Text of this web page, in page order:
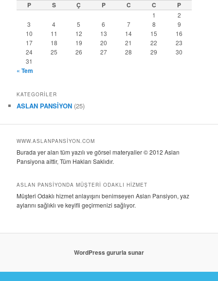
P S Ç P C C P
1
2
3
4 5 6 7 8
9
10
11 12 13 14 15
16
17
18 19 20 21 22
23
24
25 26 27 28 29
30
31
« Tem
KATEGORILER
ASLAN PANSİYON (25)
WWW.ASLANPANSIYON.COM
Burada yer alan tüm yazılı ve görsel materyaller © 2012 Aslan
Pansiyona aittir, Tüm Hakları Saklıdır.
ASLAN PANSİYONDA MÜŞTERİ ODAKLI HİZMET
Müşteri Odaklı hizmet anlayışını benimseyen Aslan Pansiyon, yaz
aylarını sağlıklı ve keyifli geçirmenizi sağlıyor.
WordPress gururla sunar